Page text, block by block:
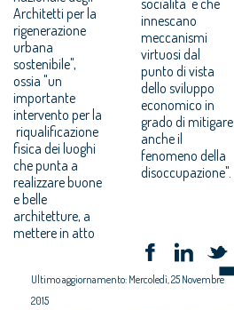
Architetti per la
rigenerazione
urbana
sostenibile",
ossia "un
importante
intervento per la
riqualificazione
fisica dei luoghi
che punta a
realizzare buone
e belle
architetture, a
mettere in atto
innescano
meccanismi
virtuosi dal
punto di vista
dello sviluppo
economico in
grado di mitigare
anche il
fenomeno della
disoccupazione".
Ultimo aggiornamento: Mercoledì, 25 Novembre
2015